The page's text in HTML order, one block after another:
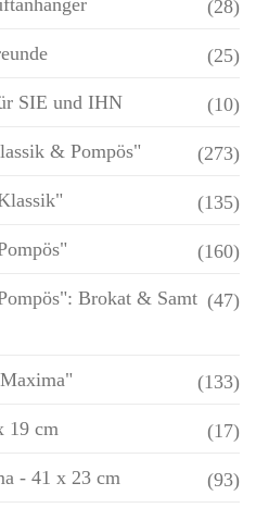
(28)
(25)
SIE und IHN (10)
& Pompös" (273)
(135)
(160)
Brokat & Samt (47)
(133)
19 cm (17)
- 41 x 23 cm (93)